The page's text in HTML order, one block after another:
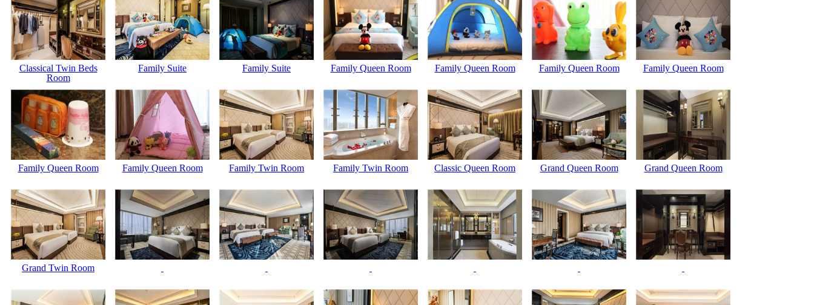
Classical Twin Beds
Room
Family Suite Family Suite Family Queen Room Family Queen Room Family Queen Room Family Queen Room
Family Queen Room Family Queen Room Family Twin Room Family Twin Room Classic Queen Room Grand Queen Room Grand Queen Room
Grand Twin Room